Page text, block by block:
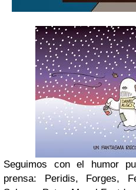
Seguimos con el humor
prensa: Peridis, Forges,